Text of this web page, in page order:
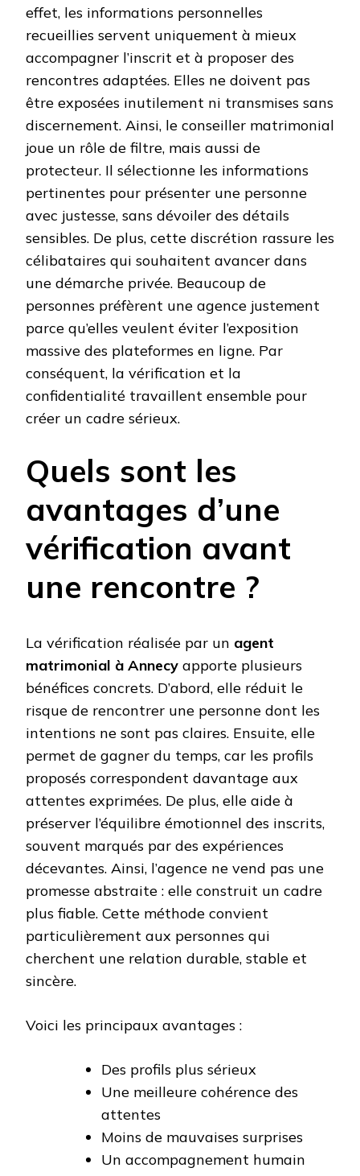
effet, les informations personnelles
recueillies servent uniquement à mieux
accompagner l’inscrit et à proposer des
rencontres adaptées. Elles ne doivent pas
être exposées inutilement ni transmises sans
discernement. Ainsi, le conseiller matrimonial
joue un rôle de filtre, mais aussi de
protecteur. Il sélectionne les informations
pertinentes pour présenter une personne
avec justesse, sans dévoiler des détails
sensibles. De plus, cette discrétion rassure les
célibataires qui souhaitent avancer dans
une démarche privée. Beaucoup de
personnes préfèrent une agence justement
parce qu’elles veulent éviter l’exposition
massive des plateformes en ligne. Par
conséquent, la vérification et la
confidentialité travaillent ensemble pour
créer un cadre sérieux.
Quels sont les
avantages d’une
vérification avant
une rencontre ?
La vérification réalisée par un agent
matrimonial à Annecy apporte plusieurs
bénéfices concrets. D’abord, elle réduit le
risque de rencontrer une personne dont les
intentions ne sont pas claires. Ensuite, elle
permet de gagner du temps, car les profils
proposés correspondent davantage aux
attentes exprimées. De plus, elle aide à
préserver l’équilibre émotionnel des inscrits,
souvent marqués par des expériences
décevantes. Ainsi, l’agence ne vend pas une
promesse abstraite : elle construit un cadre
plus fiable. Cette méthode convient
particulièrement aux personnes qui
cherchent une relation durable, stable et
sincère.
Voici les principaux avantages :
Des profils plus sérieux
Une meilleure cohérence des
attentes
Moins de mauvaises surprises
Un accompagnement humain